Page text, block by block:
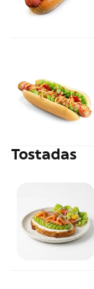
Tostadas